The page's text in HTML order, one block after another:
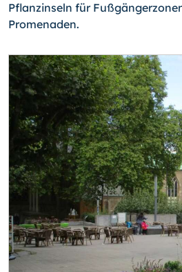
Pflanzinseln für
Promenaden.